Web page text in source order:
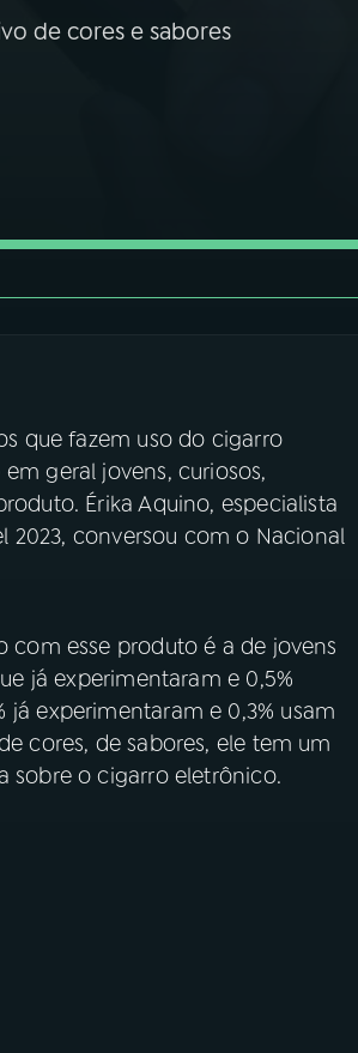
de cores e sabores
que fazem uso do cigarro
geral jovens, curiosos,
Érika Aquino, especialista
2023, conversou com o Nacional
esse produto é a de jovens
já experimentaram e 0,5%
já experimentaram e 0,3% usam
cores, de sabores, ele tem um
sobre o cigarro eletrônico.